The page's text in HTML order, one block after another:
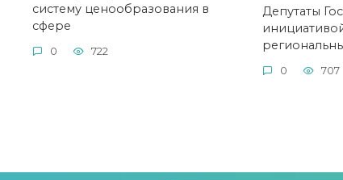
систему ценообразования в
сфере
0 722
Депутаты
0 707